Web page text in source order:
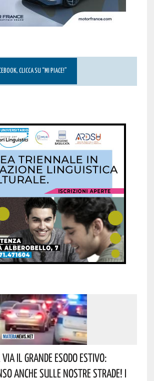
CLICCA SU “MI PIACE!”
Il Grande Esodo Estivo:
Anche Sulle Nostre Strade! I